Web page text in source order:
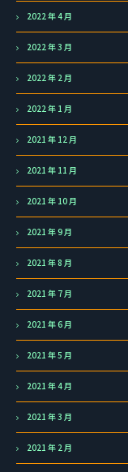
2022 年 4 月
2022 年 3 月
2022 年 2 月
2022 年 1 月
2021 年 12 月
2021 年 11 月
2021 年 10 月
2021 年 9 月
2021 年 8 月
2021 年 7 月
2021 年 6 月
2021 年 5 月
2021 年 4 月
2021 年 3 月
2021 年 2 月